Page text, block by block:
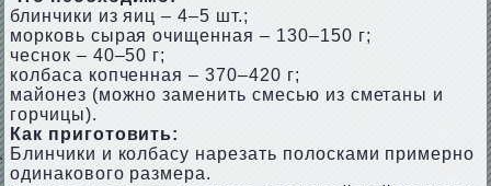
блинчики из яиц – 4–5 шт.;
морковь сырая очищенная – 130–150 г;
чеснок – 40–50 г;
колбаса копченная – 370–420 г;
майонез (можно заменить смесью из сметаны и
горчицы).
Как приготовить:
Блинчики и колбасу нарезать полосками примерно
одинакового размера.